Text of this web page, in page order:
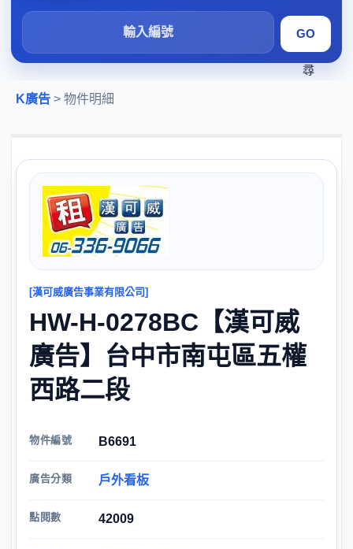
搜
尋
K廣告 > 物件明細
[漢可威廣告事業有限公司]
HW-H-0278BC【漢可威
廣告】台中市南屯區五權
西路二段
物件編號 B6691
廣告分類 戶外看板
點閱數 42009